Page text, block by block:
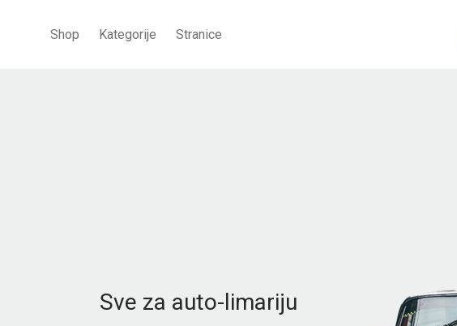
Shop Kategorije Stranice
Sve za auto-limariju